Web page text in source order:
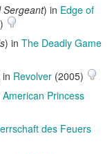
Sergeant) in Edge of
) in The Deadly Game
in Revolver (2005)
American Princess
des Feuers